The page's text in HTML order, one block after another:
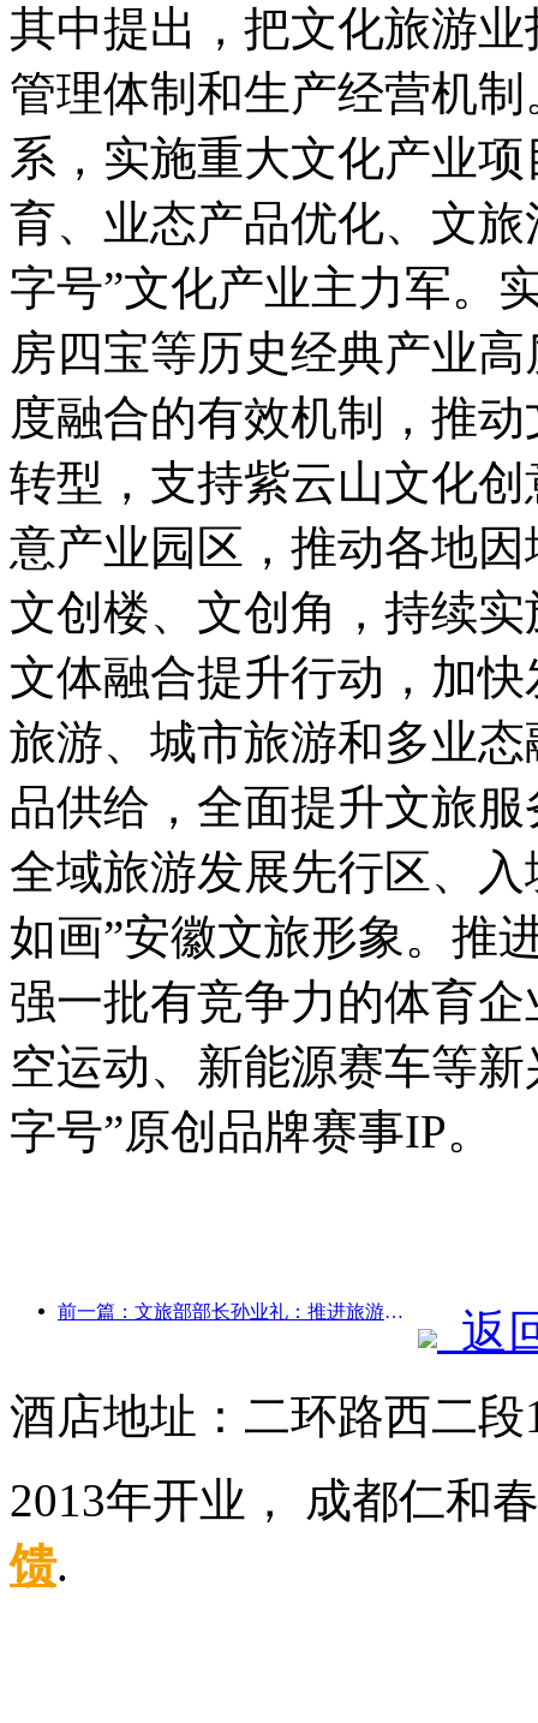
其中提出，把文化旅游
管理体制和生产经营机
系，实施重大文化产业
育、业态产品优化、文
字号”文化产业主力军。
房四宝等历史经典产业
度融合的有效机制，推
转型，支持紫云山文化
意产业园区，推动各地
文创楼、文创角，持续
文体融合提升行动，加
旅游、城市旅游和多业
品供给，全面提升文旅
全域旅游发展先行区、
如画”安徽文旅形象。推
强一批有竞争力的体育
空运动、新能源赛车等
字号”原创品牌赛事IP。
前一篇：文旅部部长孙业礼：推进旅游强国建设，丰富高品质旅游产品供给
返
酒店地址：二环路西二
2013年开业， 成都仁
馈.